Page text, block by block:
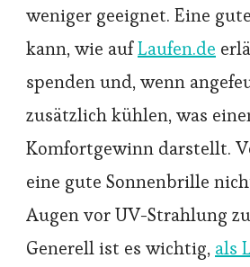
weniger geeignet. Eine
kann, wie aufLaufen.de
spenden und, wenn
zusätzlich kühlen, was
Komfortgewinn darstellt.
eine gute Sonnenbrille
Augen vor UV-Strahlung
Generell ist es wichtig, als